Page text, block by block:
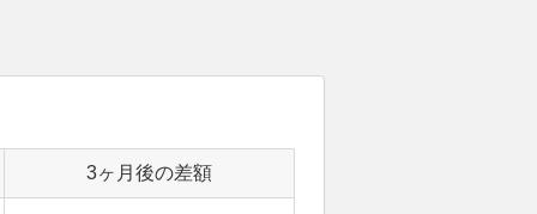
3ヶ月後の差額